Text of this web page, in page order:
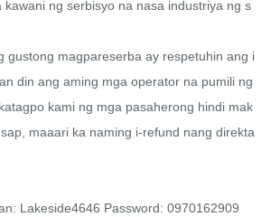
ng serbisyo na nasa industriya ng s
gustong magpareserba ay respetuhin ang i
din ang aming mga operator na pumili ng
kami ng mga pasaherong hindi mak
maaari ka naming i-refund nang direkta
Lakeside4646 Password: 0970162909